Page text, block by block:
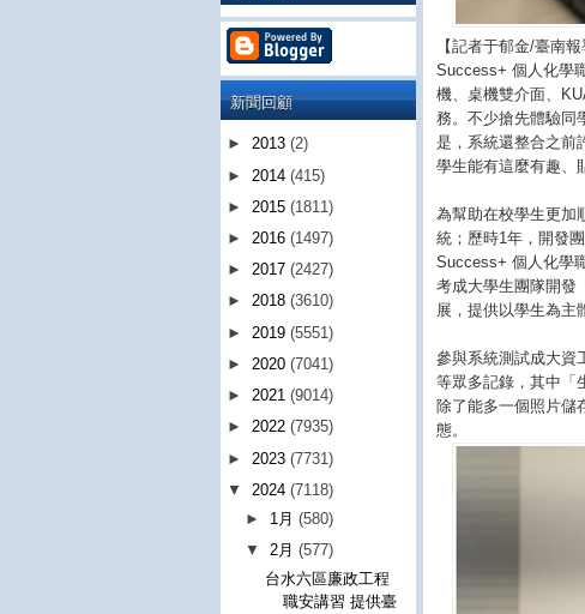
【記者于郁金/臺南
Success+ 個人化學
機、桌機雙介面、
務。不少搶先體驗同
是，系統還整合之前
學生能有這麼有趣、
為幫助在校學生更加
統；歷時1年，開發
Success+ 個人化學
考成大學生團隊開發
展，提供以學生為主
參與系統測試成大資
等眾多記錄，其中「
除了能多一個照片儲
態。
新聞回顧
► 2013 (2)
► 2014 (415)
► 2015 (1811)
► 2016 (1497)
► 2017 (2427)
► 2018 (3610)
► 2019 (5551)
► 2020 (7041)
► 2021 (9014)
► 2022 (7935)
► 2023 (7731)
▼ 2024 (7118)
► 1月(580)
▼2月(577)
台水六區廉政工程
職安講習 提供臺